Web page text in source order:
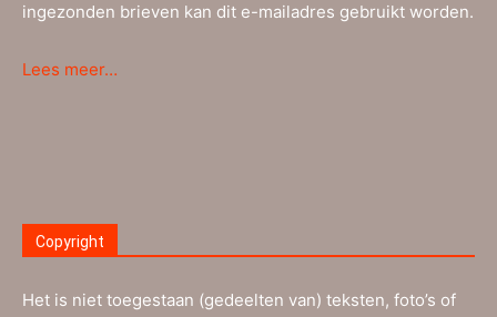
ingezonden brieven kan dit e-mailadres gebruikt worden.
Lees meer…
Copyright
Het is niet toegestaan (gedeelten van) teksten, foto’s of